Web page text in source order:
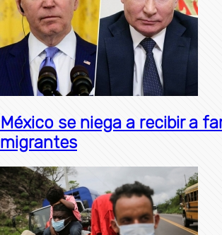
México se niega a recibir a
migrantes